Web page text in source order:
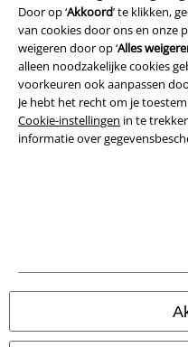
Door op ‘Akkoord’ te klikken,
van cookies door ons en onze
weigeren door op ‘Alles
alleen noodzakelijke cookies
voorkeuren ook aanpassen
Je hebt het recht om je
Cookie-instellingen in te
informatie over
Alle prijzen incl.wettelijke BTW
© 1986-2026 Large
Onze online shops
EMP Polska
EMP Česká Republika